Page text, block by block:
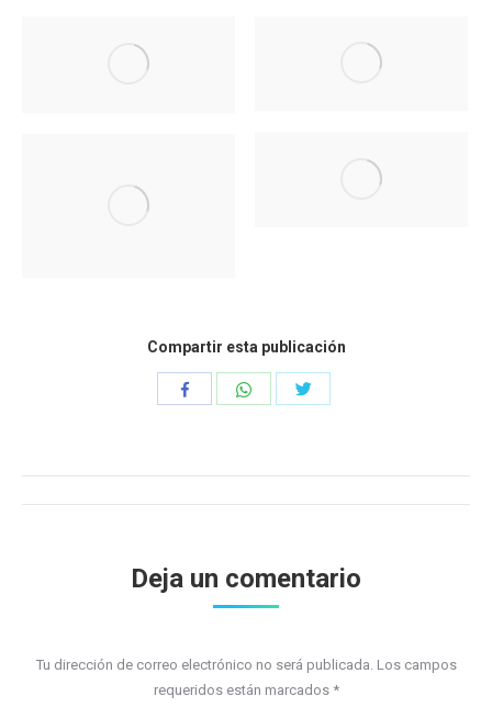
Compartir esta publicación
Compartir CompartirCompartir
Navegación
proyectosDeja un comentario
Tu dirección de correo electrónico no será publicada. Los campos
requeridos están marcados *